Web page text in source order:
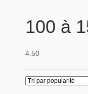
Panier
Produits populaires
Qui sommes-nous
100 à
4.50